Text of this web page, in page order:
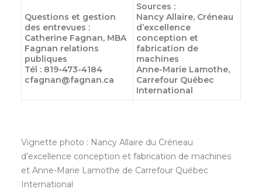
Questions et gestion
des entrevues :
Catherine Fagnan, MBA
Fagnan relations
publiques
Tél : 819-473-4184
cfagnan@fagnan.ca
Sources :
Nancy Allaire, Créneau
d’excellence
conception et
fabrication de
machines
Anne-Marie Lamothe,
Carrefour Québec
International
Vignette photo : Nancy Allaire du Créneau
d’excellence conception et fabrication de machines
et Anne-Marie Lamothe de Carrefour Québec
International